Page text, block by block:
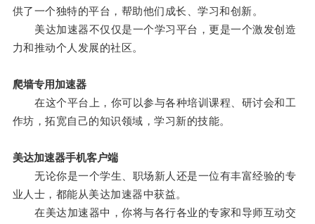
供了一个独特的平台，帮助他们成长、学习和创新。
美达加速器不仅仅是一个学习平台，更是一个激发创造
力和推动个人发展的社区。
爬墙专用加速器
在这个平台上，你可以参与各种培训课程、研讨会和工
作坊，拓宽自己的知识领域，学习新的技能。
美达加速器手机客户端
无论你是一个学生、职场新人还是一位有丰富经验的专
业人士，都能从美达加速器中获益。
在美达加速器中，你将与各行各业的专家和导师互动交